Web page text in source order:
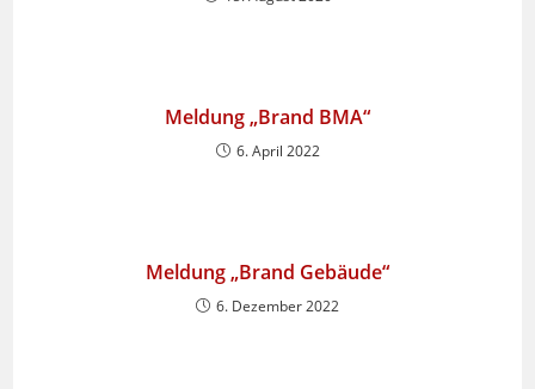
Meldung „Brand BMA“
6. April 2022
Meldung „Brand Gebäude“
6. Dezember 2022